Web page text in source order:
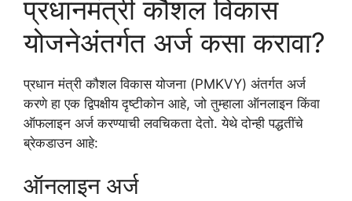
प्रधानमंत्री कौशल विकास
योजनेअंतर्गत अर्ज कसा करावा?
प्रधान मंत्री कौशल विकास योजना (PMKVY) अंतर्गत अर्ज
करणे हा एक द्विपक्षीय दृष्टीकोन आहे, जो तुम्हाला ऑनलाइन किंवा
ऑफलाइन अर्ज करण्याची लवचिकता देतो. येथे दोन्ही पद्धतींचे
ब्रेकडाउन आहे:
ऑनलाइन अर्ज